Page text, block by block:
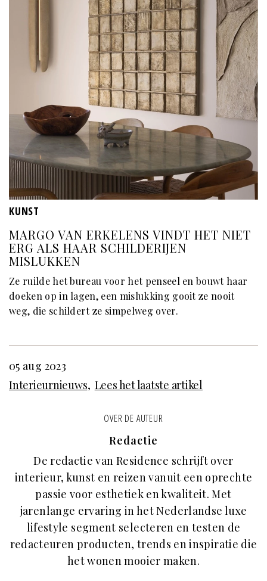
KUNST
MARGO VAN ERKELENS VINDT HET NIET
ERG ALS HAAR SCHILDERIJEN
MISLUKKEN
Ze ruilde het bureau voor het penseel en bouwt haar
doeken op in lagen, een mislukking gooit ze nooit
weg, die schildert ze simpelweg over.
05 aug 2023
Interieurnieuws Lees het laatste artikel
OVER DE AUTEUR
Redactie
De redactie van Residence schrijft over
interieur, kunst en reizen vanuit een oprechte
passie voor esthetiek en kwaliteit. Met
jarenlange ervaring in het Nederlandse luxe
lifestyle segment selecteren en testen de
redacteuren producten, trends en inspiratie die
het wonen mooier maken.